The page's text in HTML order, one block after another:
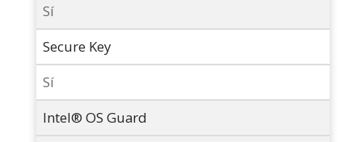
Sí
Secure Key
Sí
Intel® OS Guard